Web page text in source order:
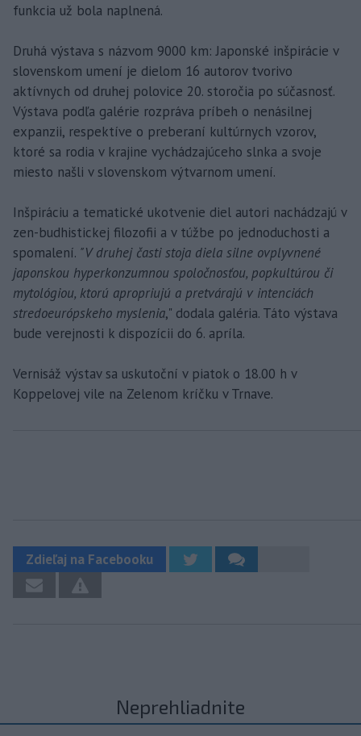
funkcia už bola naplnená.
Druhá výstava s názvom 9000 km: Japonské inšpirácie v
slovenskom umení je dielom 16 autorov tvorivo
aktívnych od druhej polovice 20. storočia po súčasnosť.
Výstava podľa galérie rozpráva príbeh o nenásilnej
expanzii, respektíve o preberaní kultúrnych vzorov,
ktoré sa rodia v krajine vychádzajúceho slnka a svoje
miesto našli v slovenskom výtvarnom umení.
Inšpiráciu a tematické ukotvenie diel autori nachádzajú v
zen-budhistickej filozofii a v túžbe po jednoduchosti a
spomalení. "V druhej časti stoja diela silne ovplyvnené
japonskou hyperkonzumnou spoločnosťou, popkultúrou či
mytológiou, ktorú apropriujú a pretvárajú v intenciách
stredoeurópskeho myslenia," dodala galéria. Táto výstava
bude verejnosti k dispozícii do 6. apríla.
Vernisáž výstav sa uskutoční v piatok o 18.00 h v
Koppelovej vile na Zelenom kríčku v Trnave.
Zdieľaj na Facebooku
Neprehliadnite